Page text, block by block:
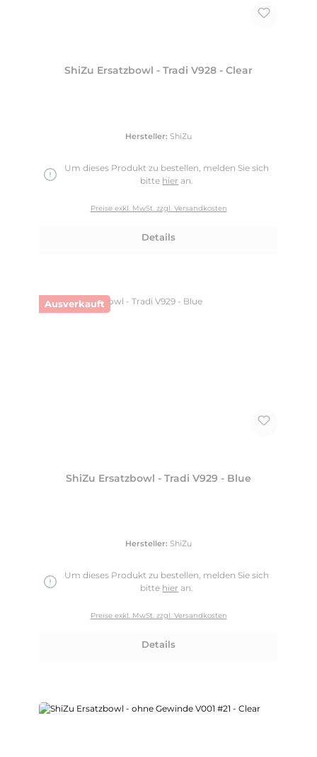
ShiZu Ersatzbowl - Tradi V928 - Clear
Hersteller: ShiZu
Um dieses Produkt zu bestellen, melden Sie sich
bitte hier an.
Preise exkl. MwSt. zzgl. Versandkosten
Details
Ausverkauft
ShiZu Ersatzbowl - Tradi V929 - Blue
Hersteller: ShiZu
Um dieses Produkt zu bestellen, melden Sie sich
bitte hier an.
Preise exkl. MwSt. zzgl. Versandkosten
Details